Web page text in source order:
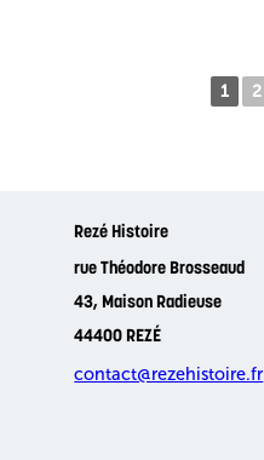
1 2
Rezé Histoire
rue Théodore Brosseaud
43, Maison Radieuse
44400 REZÉ
contact@rezehistoire.fr